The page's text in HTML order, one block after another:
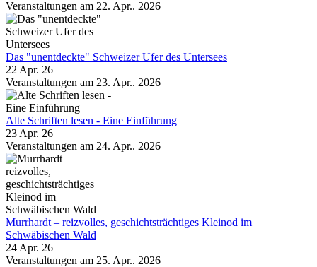
Veranstaltungen am 22. Apr.. 2026
Das "unentdeckte" Schweizer Ufer des Untersees
22 Apr. 26
Veranstaltungen am 23. Apr.. 2026
Alte Schriften lesen - Eine Einführung
23 Apr. 26
Veranstaltungen am 24. Apr.. 2026
Murrhardt – reizvolles, geschichtsträchtiges Kleinod im
Schwäbischen Wald
24 Apr. 26
Veranstaltungen am 25. Apr.. 2026